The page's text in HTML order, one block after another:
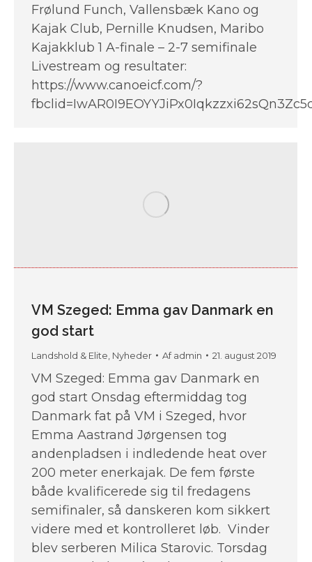
Frølund Funch, Vallensbæk Kano og
Kajak Club, Pernille Knudsen, Maribo
Kajakklub 1 A-finale – 2-7 semifinale
Livestream og resultater:
https://www.canoeicf.com/?
VM Szeged: Emma gav Danmark en
god start
Landshold & Elite, Nyheder Afadmin 21. august 2019
VM Szeged: Emma gav Danmark en
god start Onsdag eftermiddag tog
Danmark fat på VM i Szeged, hvor
Emma Aastrand Jørgensen tog
andenpladsen i indledende heat over
200 meter enerkajak. De fem første
både kvalificerede sig til fredagens
semifinaler, så danskeren kom sikkert
videre med et kontrolleret løb. Vinder
blev serberen Milica Starovic. Torsdag